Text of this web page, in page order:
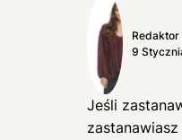
9
Jeśli